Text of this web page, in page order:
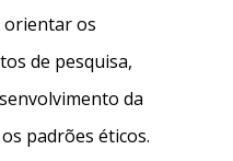
orientar os
de pesquisa,
da
padrões éticos.